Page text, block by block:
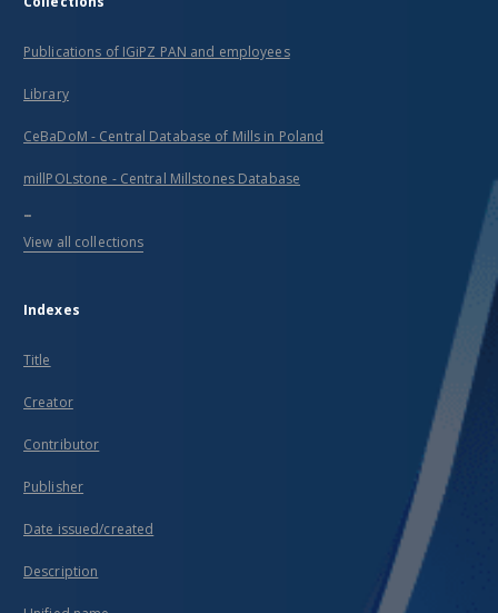
Publications of IGiPZ PAN and employees
Library
CeBaDoM - Central Database of Mills in Poland
millPOLstone - Central Millstones Database
...
View all collections
Indexes
Title
Creator
Contributor
Publisher
Date issued/created
Description